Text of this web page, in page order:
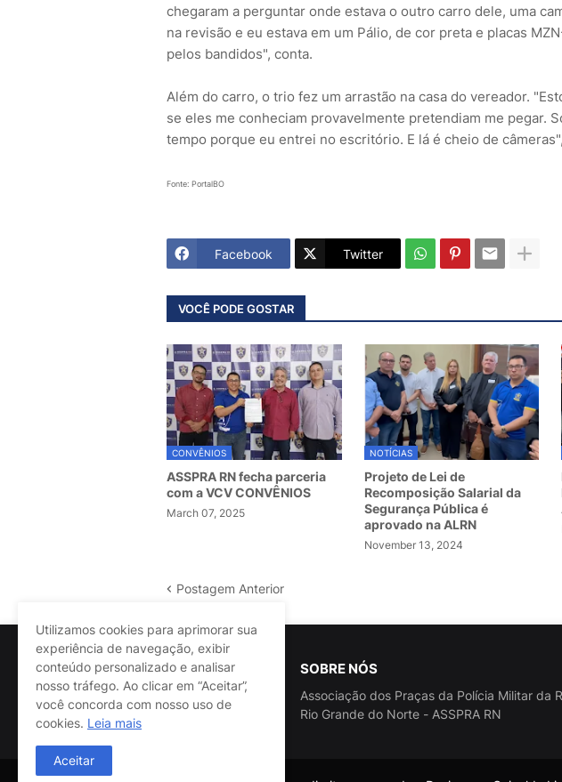
chegaram a perguntar onde estava o outro carro dele, uma
na revisão e eu estava em um Pálio, de cor preta e placas
pelos bandidos", conta.
Além do carro, o trio fez um arrastão na casa do vereador.
se eles me conheciam provavelmente pretendiam me pegar.
tempo porque eu entrei no escritório. E lá é cheio de
Fonte: PortalBO
Facebook Twitter
VOCÊ PODE GOSTAR
CONVÊNIOS
ASSPRA RN fecha parceria
com a VCV CONVÊNIOS
March 07, 2025
NOTÍCIAS
Projeto de Lei de
Recomposição Salarial da
Segurança Pública é
aprovado na ALRN
November 13, 2024
Postagem Anterior
SOBRE NÓS
Associação dos Praças da Polícia Militar da
Rio Grande do Norte - ASSPRA RN
Utilizamos cookies para aprimorar sua
experiência de navegação, exibir
conteúdo personalizado e analisar
nosso tráfego. Ao clicar em “Aceitar”,
você concorda com nosso uso de
cookies. Leia mais
Aceitar